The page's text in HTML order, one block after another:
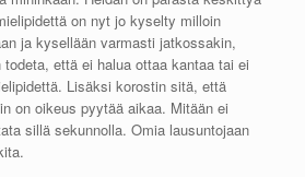
on nyt jo kyselty milloin
ja kysellään varmasti jatkossakin,
että ei halua ottaa kantaa tai ei
Lisäksi korostin sitä, että
on oikeus pyytää aikaa. Mitään ei
sillä sekunnolla. Omia lausuntojaan